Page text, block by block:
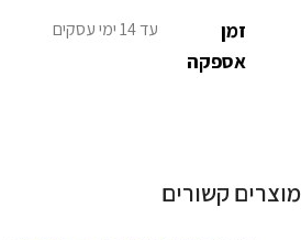
זמן
אספקה
עד 14 ימי עסקים
מוצרים קשורים